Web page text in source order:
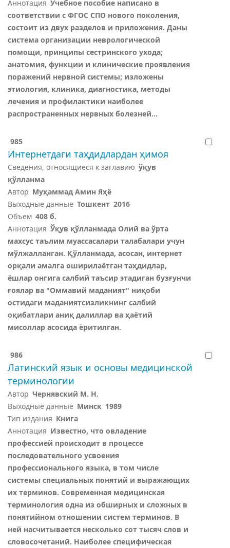
Аннотация Учебное пособие написано в
соответствии с ФГОС СПО нового поколения,
состоит из двух разделов и приложения. Даны
система организации неврологической
помощи, принципы сестринского ухода;
анатомия, функции и клинические проявления
поражений нервной системы; изложены
этиология, клиника, диагностика, методы
лечения и профилактики наиболее
распространенных нервных болезней...
985
Интернетдаги таҳдидлардан ҳимоя
Сведения, относящиеся к заглавию ўқув
қўлланма
Автор Муҳаммад Амин Яҳё
Выходные данные Тошкент 2016
Объем 408 б.
Аннотация Ўқув қўлланмада Олий ва ўрта
махсус таълим муассасалари талабалари учун
мўлжалланган. Қўлланмада, асосан, интернет
орқали амалга оширилаётган таҳдидлар,
ёшлар онгига салбий таъсир этадиган бузғунчи
ғоялар ва "Оммавий маданият" ниқоби
остидаги маданиятсизликнинг салбий
оқибатлари аниқ далиллар ва ҳаётий
мисоллар асосида ёритилган.
986
Латинский язык и основы медицинской
терминологии
Автор Чернявский М. Н.
Выходные данные Минск 1989
Тип издания Книга
Аннотация Известно, что овладение
профессией происходит в процессе
последовательного усвоения
профессионального языка, в том числе
системы специальных понятий и выражающих
их терминов. Современная медицинская
терминология одна из обширных и сложных в
понятийном отношении систем терминов. В
ней насчитывается несколько сот тысяч слов и
словосочетаний. Наиболее специфическая